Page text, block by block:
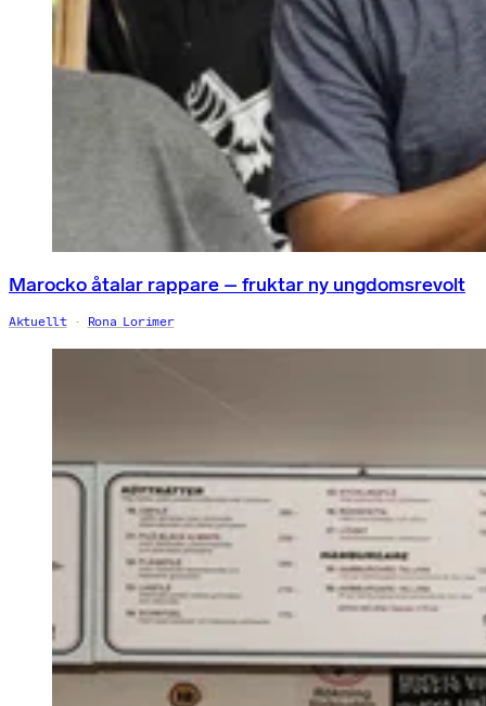
Marocko åtalar rappare – fruktar ny ungdomsrevolt
Aktuellt Rona Lorimer